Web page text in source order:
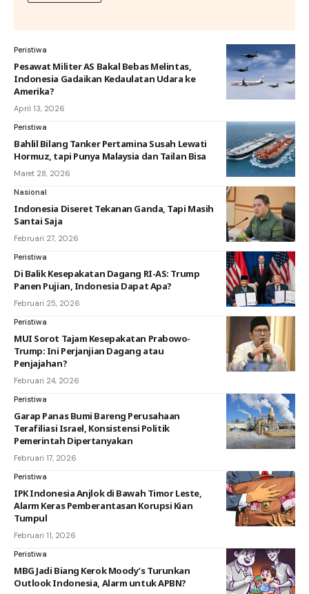
Peristiwa
Pesawat Militer AS Bakal Bebas Melintas,
Indonesia Gadaikan Kedaulatan Udara ke
Amerika?
April 13, 2026
Peristiwa
Bahlil Bilang Tanker Pertamina Susah Lewati
Hormuz, tapi Punya Malaysia dan Tailan Bisa
Maret 28, 2026
Nasional
Indonesia Diseret Tekanan Ganda, Tapi Masih
Santai Saja
Februari 27, 2026
Peristiwa
Di Balik Kesepakatan Dagang RI-AS: Trump
Panen Pujian, Indonesia Dapat Apa?
Februari 25, 2026
Peristiwa
MUI Sorot Tajam Kesepakatan Prabowo-
Trump: Ini Perjanjian Dagang atau
Penjajahan?
Februari 24, 2026
Peristiwa
Garap Panas Bumi Bareng Perusahaan
Terafiliasi Israel, Konsistensi Politik
Pemerintah Dipertanyakan
Februari 17, 2026
Peristiwa
IPK Indonesia Anjlok di Bawah Timor Leste,
Alarm Keras Pemberantasan Korupsi Kian
Tumpul
Februari 11, 2026
Peristiwa
MBG Jadi Biang Kerok Moody’s Turunkan
Outlook Indonesia, Alarm untuk APBN?